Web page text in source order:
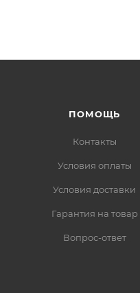
ПОМОЩЬ
Контакты
Условия оплаты
Условия доставки
Гарантия на товар
Вопрос-ответ